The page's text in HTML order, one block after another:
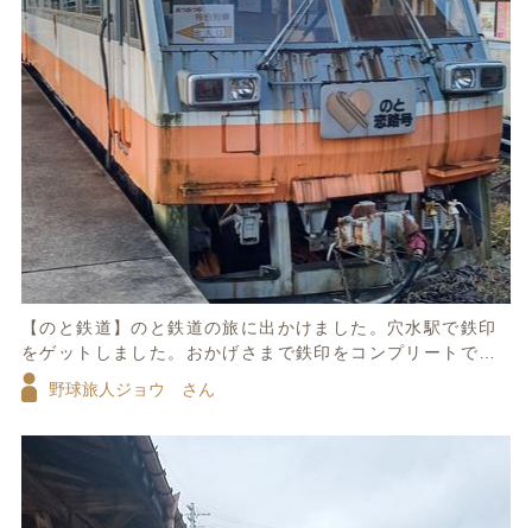
【のと鉄道】のと鉄道の旅に出かけました。穴水駅で鉄印
をゲットしました。おかげさまで鉄印をコンプリートでき
ました。最後がここ、のと鉄道でした。穴水駅の端には、
昔の車両が保存されていました。のと恋路号です、また再
野球旅人ジョウ さん